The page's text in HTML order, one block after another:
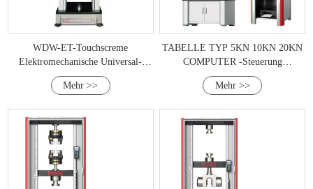
WDW-ET-Touchscreme
Elektromechanische Universal-
Testmaschine
Mehr >>
TABELLE TYP 5KN 10KN 20KN
COMPUTER -Steuerung
Elektronische Universal -
Testmaschine mit pneumatischer
Mehr >>